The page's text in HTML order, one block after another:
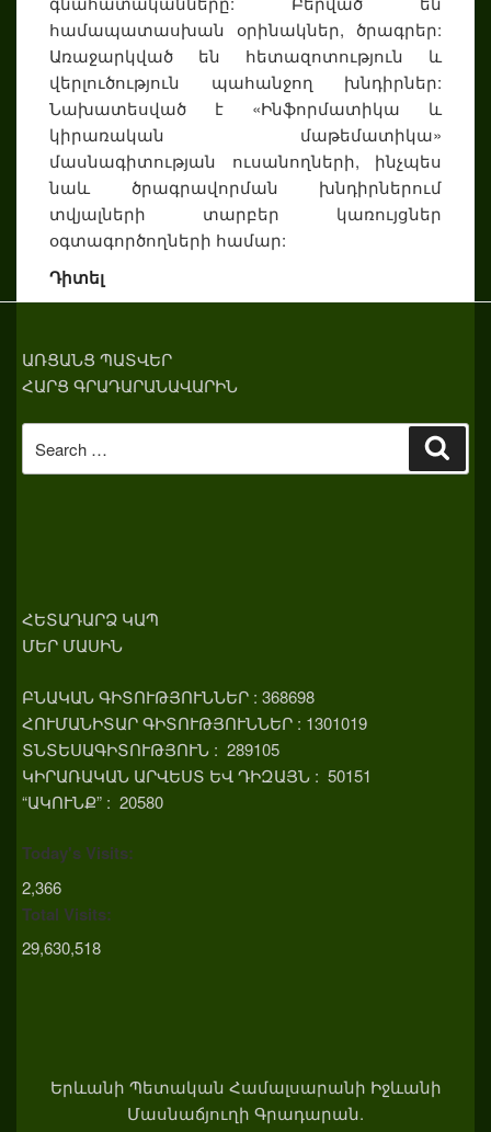
համապատասխան օրինակներ, ծրագրեր:
Առաջարկված են հետազոտություն և
վերլուծություն պահանջող խնդիրներ:
Նախատեսված է «Ինֆորմատիկա և
կիրառական մաթեմատիկա»
մասնագիտության ուսանողների, ինչպես
նաև ծրագրավորման խնդիրներում
տվյալների տարբեր կառույցներ
օգտագործողների համար:
Դիտել
ԱՌՑԱՆՑ ՊԱՏՎԵՐ
ՀԱՐՑ ԳՐԱԴԱՐԱՆԱՎԱՐԻՆ
for:
ՀԵՏԱԴԱՐՁ ԿԱՊ
ՄԵՐ ՄԱՍԻՆ
ԲՆԱԿԱՆ ԳԻՏՈՒԹՅՈՒՆՆԵՐ : 368698
ՀՈՒՄԱՆԻՏԱՐ ԳԻՏՈՒԹՅՈՒՆՆԵՐ : 1301019
ՏՆՏԵՍԱԳԻՏՈՒԹՅՈՒՆ : 289105
ԿԻՐԱՌԱԿԱՆ ԱՐՎԵՍՏ ԵՎ ԴԻԶԱՅՆ : 50151
“ԱԿՈՒՆՔ” : 20580
Today's Visits:
2,366
Total Visits:
29,630,518
Երևանի Պետական Համալսարանի Իջևանի
Մասնաճյուղի Գրադարան.